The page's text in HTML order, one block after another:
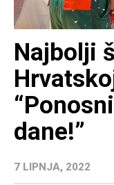
Najbolji
dane!”
7 LIPNJA, 2022